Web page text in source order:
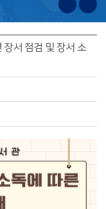
서 점검 및 장서 소